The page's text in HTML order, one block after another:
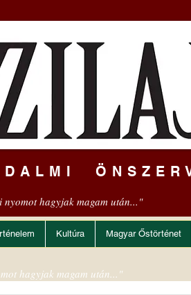
nyomot hagyjak magam után..."
Kultúra Magyar Őstörténet
hagyjak magam után..."